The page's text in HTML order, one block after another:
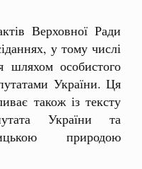
Верховної Ради
у тому числі
шляхом особистого
України. Ця
також із тексту
України та
природою